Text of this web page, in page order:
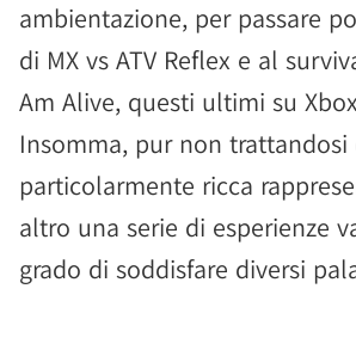
ambientazione, per passare
di MX vs ATV Reflex e al
Am Alive, questi ultimi su
Insomma, pur non
particolarmente ricca
altro una serie di esperienze
grado di soddisfare diversi